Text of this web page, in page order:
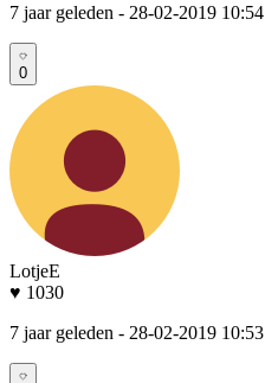
7 jaar geleden - 28-02-2019 10:54
0
LotjeE
♥ 1030
7 jaar geleden - 28-02-2019 10:53